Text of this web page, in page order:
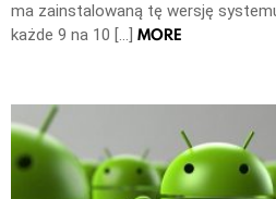
ma zainstalowaną tę wersję
każde 9 na 10 […] MORE